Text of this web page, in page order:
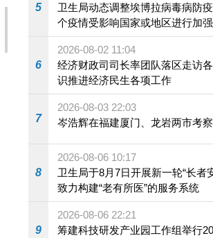
5
卫生局动态调整埃博拉病毒病防
个疫情受影响国家或地区进行加
施
6
2026-08-02 11:04
经济财政司司长率团队落区走访
识推进经济民生各项工作
7
2026-08-03 22:03
岑浩辉在福建厦门、龙岩两市考
8
2026-08-06 10:17
卫生局于8月7日开展新一轮“长者
致力构建“老有所医”的服务系统
9
2026-08-06 22:21
筹建科技研发产业园工作组举行